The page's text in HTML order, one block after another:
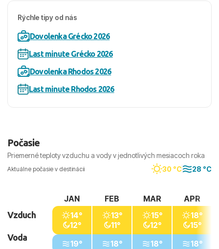
Rýchle tipy od nás
Dovolenka Grécko 2026
Last minute Grécko 2026
Dovolenka Rhodos 2026
Last minute Rhodos 2026
Počasie
Priemerné teploty vzduchu a vody v jednotlivých mesiacoch roka
Aktuálne počasie v destinácii 30 °C 28 °C
Vzduch
Voda
JAN
14°
12°
19°
FEB
13°
11°
18°
MAR
15°
12°
18°
APR
18°
15°
18°